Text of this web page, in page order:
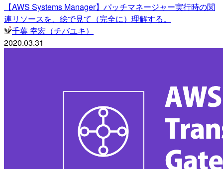
【AWS Systems Manager】パッチマネージャー実行時の関
連リソースを、絵で見て（完全に）理解する。
千葉 幸宏（チバユキ）
2020.03.31